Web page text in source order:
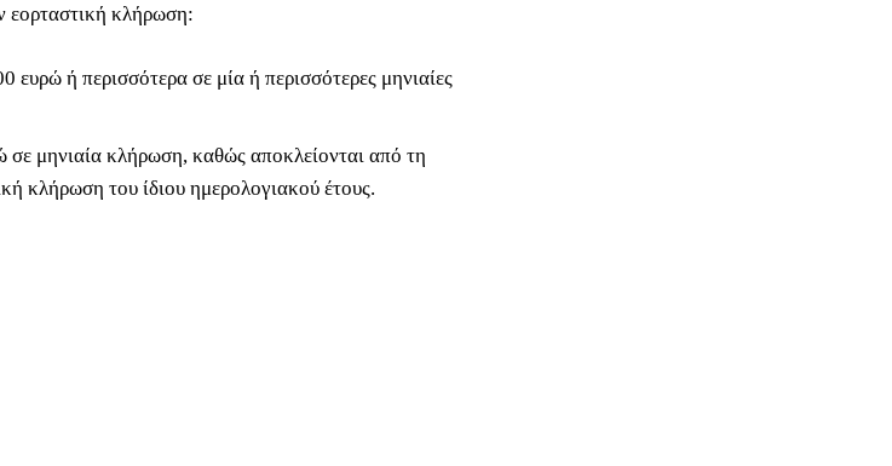
εορταστική κλήρωση:
ευρώ ή περισσότερα σε μία ή περισσότερες μηνιαίες
σε μηνιαία κλήρωση, καθώς αποκλείονται από τη
κλήρωση του ίδιου ημερολογιακού έτους.